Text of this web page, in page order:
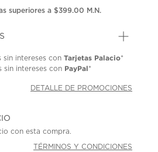
superiores a $399.00 M.N.
sin intereses conTarjetas Palacio*
sin intereses con PayPal*
DETALLE DE PROMOCIONES
con esta compra.
TÉRMINOS Y CONDICIONES